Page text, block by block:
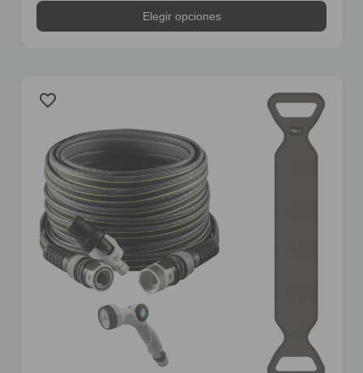
Elegir opciones
favorite_border